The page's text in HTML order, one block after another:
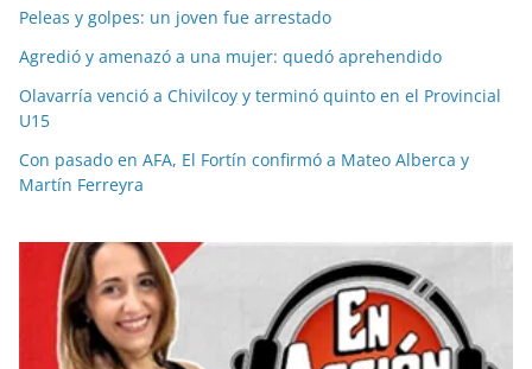
Peleas y golpes: un joven fue arrestado
Agredió y amenazó a una mujer: quedó aprehendido
Olavarría venció a Chivilcoy y terminó quinto en el Provincial
U15
Con pasado en AFA, El Fortín confirmó a Mateo Alberca y
Martín Ferreyra